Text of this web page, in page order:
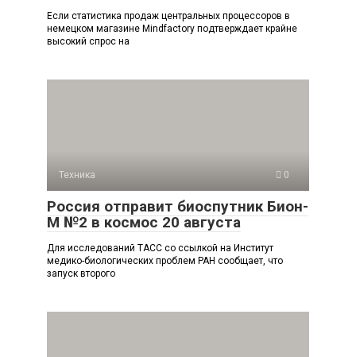
Если статистика продаж центральных процессоров в
немецком магазине Mindfactory подтверждает крайне
высокий спрос на
Техника 0
Россия отправит биоспутник Бион-
М №2 в космос 20 августа
Для исследований ТАСС со ссылкой на Институт
медико-биологических проблем РАН сообщает, что
запуск второго